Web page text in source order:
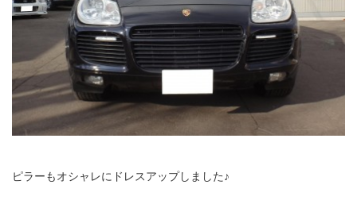
ピラーもオシャレにドレスアップしました♪